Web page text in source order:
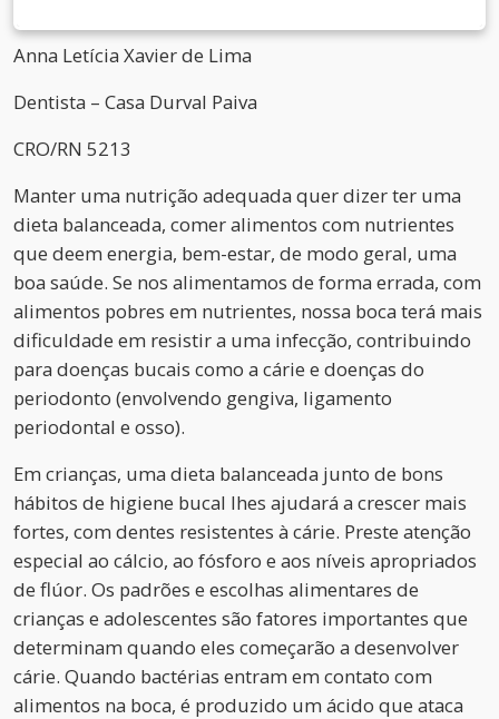
Anna Letícia Xavier de Lima
Dentista – Casa Durval Paiva
CRO/RN 5213
Manter uma nutrição adequada quer dizer ter uma
dieta balanceada, comer alimentos com nutrientes
que deem energia, bem-estar, de modo geral, uma
boa saúde. Se nos alimentamos de forma errada, com
alimentos pobres em nutrientes, nossa boca terá mais
dificuldade em resistir a uma infecção, contribuindo
para doenças bucais como a cárie e doenças do
periodonto (envolvendo gengiva, ligamento
periodontal e osso).
Em crianças, uma dieta balanceada junto de bons
hábitos de higiene bucal lhes ajudará a crescer mais
fortes, com dentes resistentes à cárie. Preste atenção
especial ao cálcio, ao fósforo e aos níveis apropriados
de flúor. Os padrões e escolhas alimentares de
crianças e adolescentes são fatores importantes que
determinam quando eles começarão a desenvolver
cárie. Quando bactérias entram em contato com
alimentos na boca, é produzido um ácido que ataca